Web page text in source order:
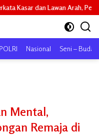
Arah, Perilaku Driver Maxim
Nasional Seni –
Mental,
Remaja di